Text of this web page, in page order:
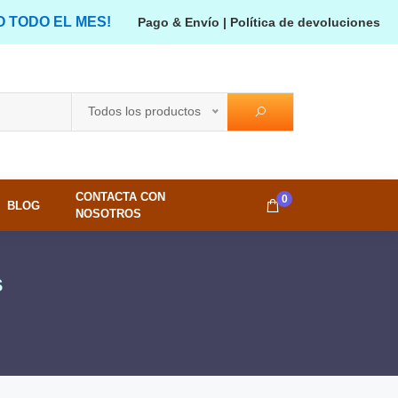
TODO EL MES! Pago & Envío | Política de devoluciones
Todos los productos
BLOG
CONTACTA CON
NOSOTROS
0